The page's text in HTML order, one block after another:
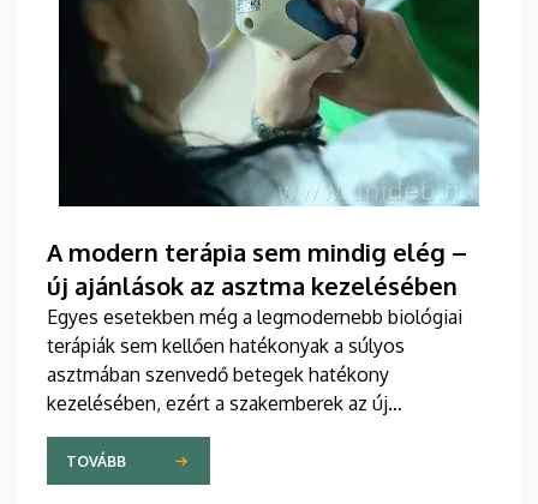
A modern terápia sem mindig elég –
új ajánlások az asztma kezelésében
Egyes esetekben még a legmodernebb biológiai
terápiák sem kellően hatékonyak a súlyos
asztmában szenvedő betegek hatékony
kezelésében, ezért a szakemberek az új
gyógyszerek kifejlesztésére irányuló kutatások
felgyorsítását sürgetik. A témában a közelmúltban
jelent meg tanulmány a világ egyik legrangosabb
TOVÁBB